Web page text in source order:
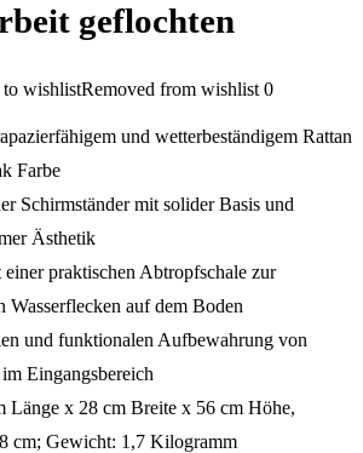
geflochten
wishlistRemoved from wishlist 0
und wetterbeständigem Rattan
Farbe
Schirmständer mit solider Basis und
Ästhetik
einer praktischen Abtropfschale zur
Wasserflecken auf dem Boden
und funktionalen Aufbewahrung von
Eingangsbereich
Länge x 28 cm Breite x 56 cm Höhe,
cm; Gewicht: 1,7 Kilogramm